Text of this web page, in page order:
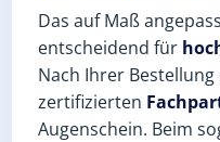
Das auf Maß
entscheidend für
Nach Ihrer
zertifizierten
Augenschein. Beim